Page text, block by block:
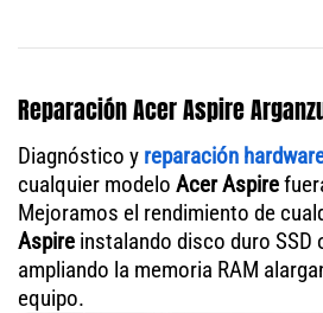
Reparación Acer Aspire
Diagnóstico y reparación
cualquier modelo Acer Aspire
Mejoramos el rendimiento de
Aspire instalando disco duro SSD
ampliando la memoria RAM
equipo.